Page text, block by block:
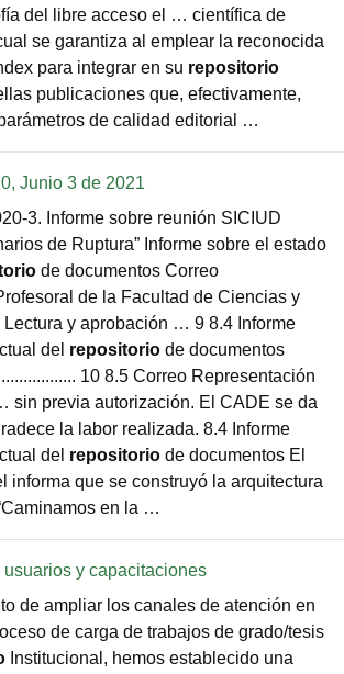
del libre acceso el … científica de
se garantiza al emplear la reconocida
para integrar en su repositorio
publicaciones que, efectivamente,
de calidad editorial …
Junio 3 de 2021
3. Informe sobre reunión SICIUD
de Ruptura” Informe sobre el estado
de documentos Correo
de la Facultad de Ciencias y
Lectura y aprobación … 9 8.4 Informe
del repositorio de documentos
10 8.5 Correo Representación
sin previa autorización. El CADE se da
la labor realizada. 8.4 Informe
del repositorio de documentos El
informa que se construyó la arquitectura
en la …
usuarios y capacitaciones
de ampliar los canales de atención en
de carga de trabajos de grado/tesis
Institucional, hemos establecido una